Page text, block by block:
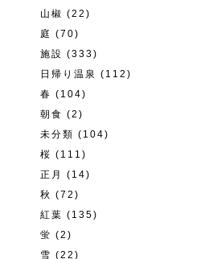
山椒 (22)
庭 (70)
施設 (333)
日帰り温泉 (112)
春 (104)
朝食 (2)
未分類 (104)
桜 (111)
正月
(14)
秋 (72)
紅葉 (135)
蛍 (2)
雪 (22)